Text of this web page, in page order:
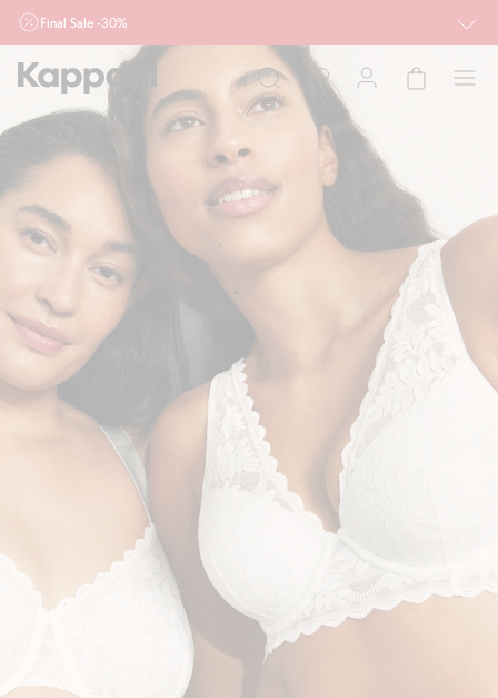
Final Sale -30%
Ważne przy zakupie min. 2 sztuk produktów włączonych w ofertę, również z
działu outlet do 10.8 w sklepach Kappahl i Newbie oraz na kappahl.com. Ofert
nie łączymy
Mężczyzna
Niemowlę
Newbie